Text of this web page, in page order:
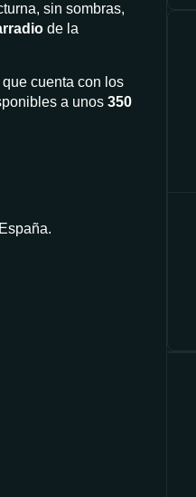
sin sombras,
de la
cuenta con los
a unos 350